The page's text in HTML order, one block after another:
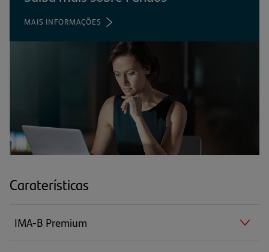
MAIS INFORMAÇÕES (ABRE
UMA
NOVA
ABA)
Caraterísticas
IMA-B Premium